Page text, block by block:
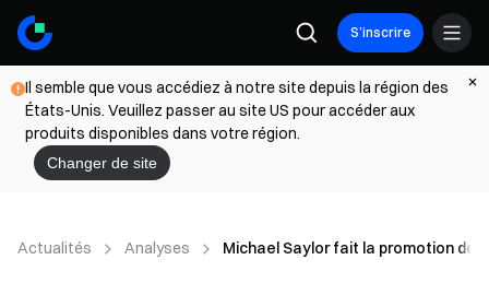
S’inscrire
Il semble que vous accédiez à notre site depuis la région des
États-Unis. Veuillez passer au site US pour accéder aux
produits disponibles dans votre région.
Changer de site
Actualités Analyses Michael Saylor fait la promotion de